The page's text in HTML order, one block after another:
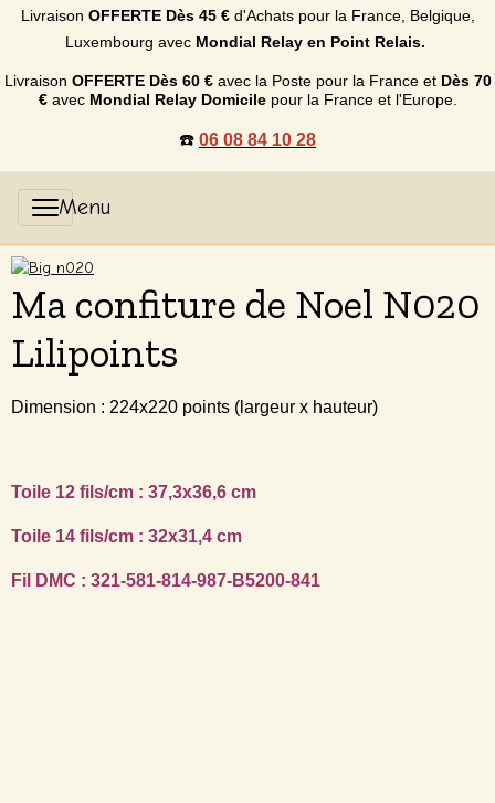
Livraison OFFERTE Dès 45 €d'Achats pour la France, Belgique,
Luxembourg avec Mondial Relay en Point Relais.
Livraison OFFERTE Dès 60 €avec la Poste pour la France et Dès 70
€avec Mondial Relay Domicilepour la France et l'Europe.
☎️ 06 08 84 10 28
Ma confiture de Noel N020
Lilipoints
Dimension : 224x220 points (largeur x hauteur)
Toile 12 fils/cm : 37,3x36,6 cm
Toile 14 fils/cm : 32x31,4 cm
Fil DMC : 321-581-814-987-B5200-841